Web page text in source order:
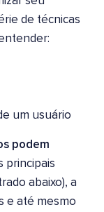
de técnicas
um usuário
podem
principais
abaixo), a
e até mesmo